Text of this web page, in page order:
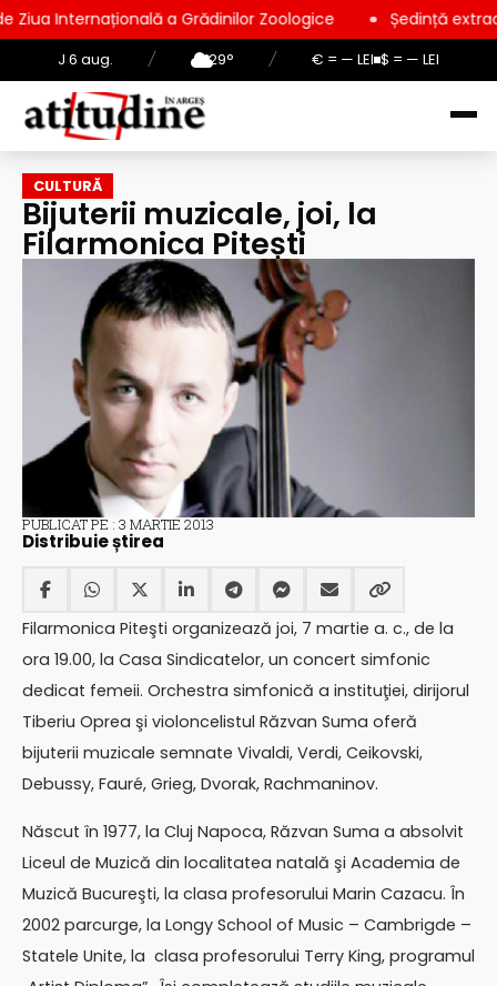
J 6 aug. / 29° / € = — LEI $ = — LEI
a Grădinilor Zoologice Ședință extraordinară la
CULTURĂ
Bijuterii muzicale, joi, la
Filarmonica Pitești
PUBLICAT PE : 3 MARTIE 2013
Distribuie știrea
Filarmonica Piteşti organizează joi, 7 martie a. c., de la
ora 19.00, la Casa Sindicatelor, un concert simfonic
dedicat femeii. Orchestra simfonică a instituţiei, dirijorul
Tiberiu Oprea şi violoncelistul Răzvan Suma oferă
bijuterii muzicale semnate Vivaldi, Verdi, Ceikovski,
Debussy, Fauré, Grieg, Dvorak, Rachmaninov.
Născut în 1977, la Cluj Napoca, Răzvan Suma a absolvit
Liceul de Muzică din localitatea natală şi Academia de
Muzică Bucureşti, la clasa profesorului Marin Cazacu. În
2002 parcurge, la Longy School of Music – Cambrigde –
Statele Unite, la clasa profesorului Terry King, programul